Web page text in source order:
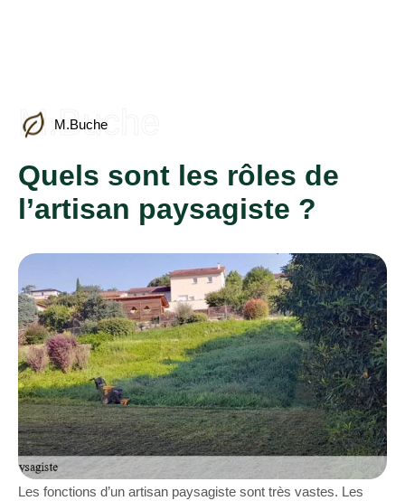
M.Buche
M.Buche
Quels sont les rôles de
l’artisan paysagiste ?
Les fonctions d’un artisan paysagiste sont très vastes. Les